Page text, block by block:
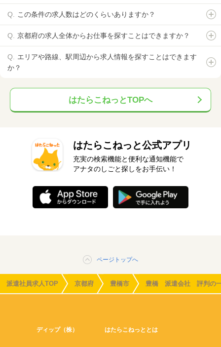
この条件の求人数はどのくらいありますか？
京都府の求人全体からお仕事を探すことはできますか？
エリアや路線、駅周辺から求人情報を探すことはできます
か？
はたらこねっとTOPへ
はたらこねっと公式アプリ
充実の検索機能と便利な通知機能で
アナタのしごと探しをお手伝い！
ページトップへ
派遣社員求人TOP 京都府 豊橋市 豊橋 派遣会社 評判の
ディップ（株） はたらこねっととは